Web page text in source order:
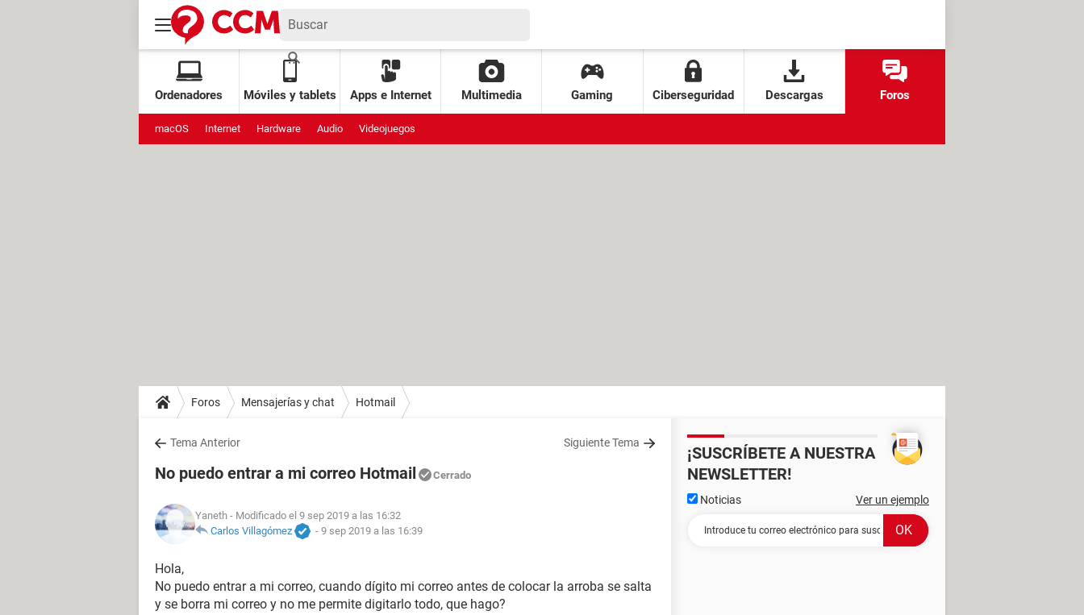
Ordenadores Móviles y tablets Apps e Internet Multimedia Gaming Ciberseguridad Descargas Foros
macOS Internet Hardware Audio Videojuegos
Foros Mensajerías y chat Hotmail
Tema Anterior Siguiente Tema
No puedo entrar a mi correo Hotmail Cerrado
Yaneth - Modificado el 9 sep 2019 a las 16:32
Carlos Villagómez
- 9 sep 2019 a las 16:39
Hola,
No puedo entrar a mi correo, cuando dígito mi correo antes de colocar la arroba se salta
y se borra mi correo y no me permite digitarlo todo, que hago?
¡SUSCRÍBETE A NUESTRA
NEWSLETTER!
Noticias Ver un ejemplo